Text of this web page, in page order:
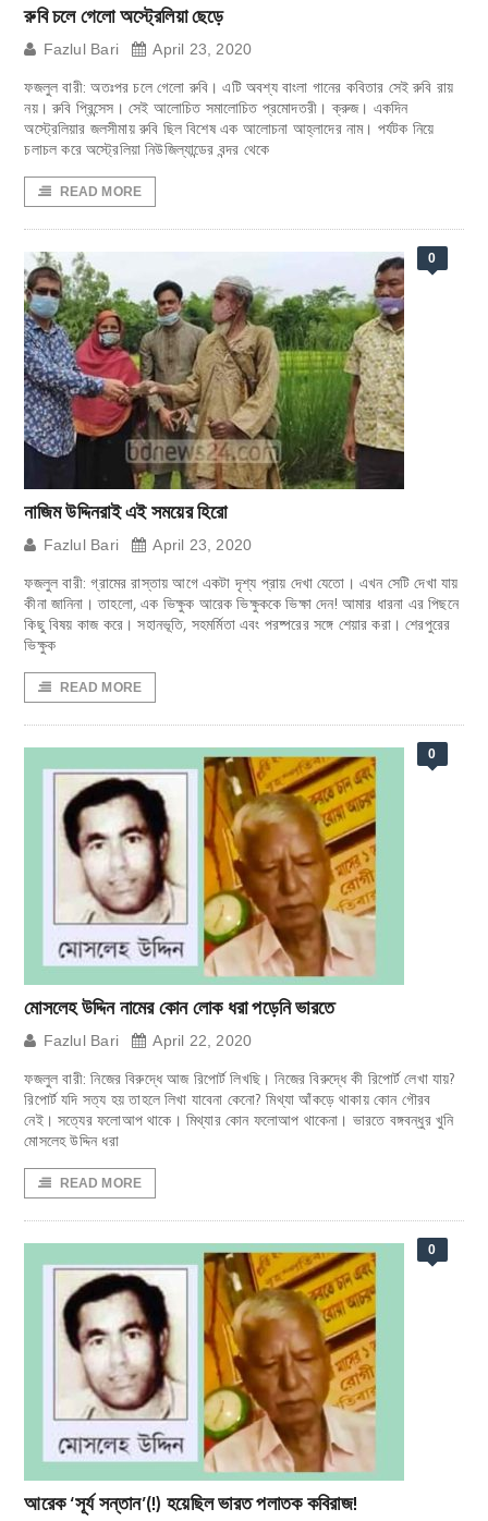
রুবি চলে গেলো অস্ট্রেলিয়া ছেড়ে
Fazlul Bari April 23, 2020
ফজলুল বারী: অতঃপর চলে গেলো রুবি। এটি অবশ্য বাংলা গানের কবিতার সেই রুবি রায়
নয়। রুবি প্রিন্সেস। সেই আলোচিত সমালোচিত প্রমোদতরী। ক্রুজ। একদিন
অস্ট্রেলিয়ার জলসীমায় রুবি ছিল বিশেষ এক আলোচনা আহ্লাদের নাম। পর্যটক নিয়ে
চলাচল করে অস্ট্রেলিয়া নিউজিল্যান্ডের বন্দর থেকে
READ MORE
0
নাজিম উদ্দিনরাই এই সময়ের হিরো
Fazlul Bari April 23, 2020
ফজলুল বারী: গ্রামের রাস্তায় আগে একটা দৃশ্য প্রায় দেখা যেতো। এখন সেটি দেখা যায়
কীনা জানিনা। তাহলো, এক ভিক্ষুক আরেক ভিক্ষুককে ভিক্ষা দেন! আমার ধারনা এর পিছনে
কিছু বিষয় কাজ করে। সহানভূতি, সহমর্মিতা এবং পরষ্পরের সঙ্গে শেয়ার করা। শেরপুরের
ভিক্ষুক
READ MORE
0
মোসলেহ উদ্দিন নামের কোন লোক ধরা পড়েনি ভারতে
Fazlul Bari April 22, 2020
ফজলুল বারী: নিজের বিরুদ্ধে আজ রিপোর্ট লিখছি। নিজের বিরুদ্ধে কী রিপোর্ট লেখা যায়?
রিপোর্ট যদি সত্য হয় তাহলে লিখা যাবেনা কেনো? মিথ্যা আঁকড়ে থাকায় কোন গৌরব
নেই। সত্যের ফলোআপ থাকে। মিথ্যার কোন ফলোআপ থাকেনা। ভারতে বঙ্গবন্ধুর খুনি
মোসলেহ উদ্দিন ধরা
READ MORE
0
আরেক ‘সূর্য সন্তান’(!) হয়েছিল ভারত পলাতক কবিরাজ!